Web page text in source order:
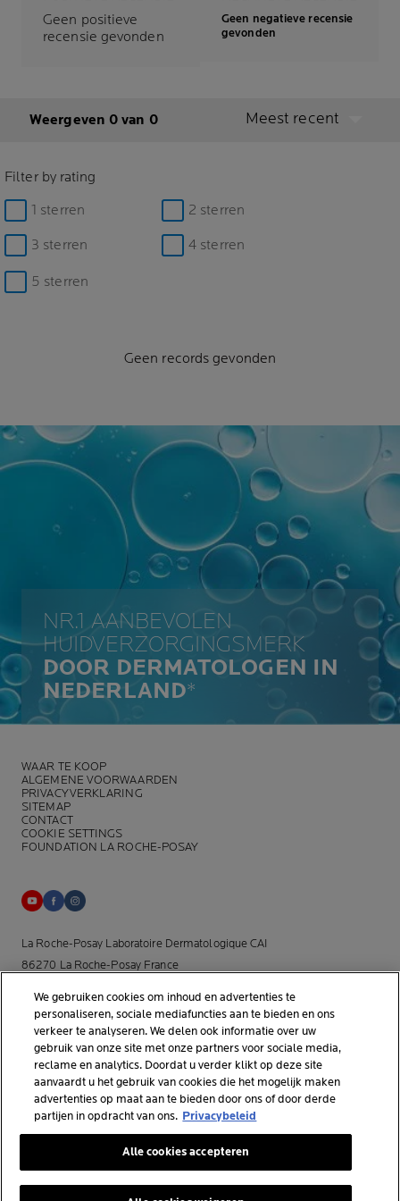
Geen positieve
recensie gevonden
Geen negatieve recensie
gevonden
Weergeven 0 van 0 Meest recent
Filter by rating
1 sterren
2 sterren
3 sterren 4 sterren
5 sterren
Geen records gevonden
NR.1 AANBEVOLEN
HUIDVERZORGINGSMERK
DOOR DERMATOLOGEN IN
NEDERLAND*
WAAR TE KOOP
ALGEMENE VOORWAARDEN
PRIVACYVERKLARING
SITEMAP
CONTACT
COOKIE SETTINGS
FOUNDATION LA ROCHE-POSAY
La Roche-Posay Laboratoire Dermatologique CAI
86270 La Roche-Posay France
*Onderzoek uitgevoerd binnen de dermo-cosmetische
huidverzorgingsmarkt door APLUSA en haar partners van januari tot
april 2025, onder 56 dermatologen in Nederland.
© La Roche-Posay
© Centre Thermal de La Roche-Posay
We gebruiken cookies om inhoud en advertenties te
personaliseren, sociale mediafuncties aan te bieden en ons
verkeer te analyseren. We delen ook informatie over uw
gebruik van onze site met onze partners voor sociale media,
reclame en analytics. Doordat u verder klikt op deze site
aanvaardt u het gebruik van cookies die het mogelijk maken
advertenties op maat aan te bieden door ons of door derde
partijen in opdracht van ons. Privacybeleid
Alle cookies accepteren